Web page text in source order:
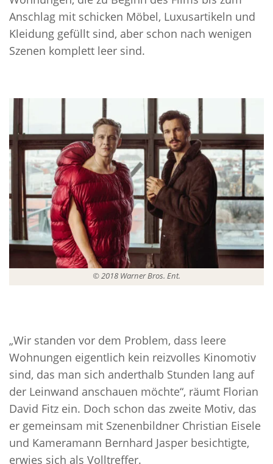
Anschlag mit schicken Möbel, Luxusartikeln und
Kleidung gefüllt sind, aber schon nach wenigen
Szenen komplett leer sind.
© 2018 Warner Bros. Ent.
„Wir standen vor dem Problem, dass leere
Wohnungen eigentlich kein reizvolles Kinomotiv
sind, das man sich anderthalb Stunden lang auf
der Leinwand anschauen möchte“, räumt Florian
David Fitz ein. Doch schon das zweite Motiv, das
er gemeinsam mit Szenenbildner Christian Eisele
und Kameramann Bernhard Jasper besichtigte,
erwies sich als Volltreffer.